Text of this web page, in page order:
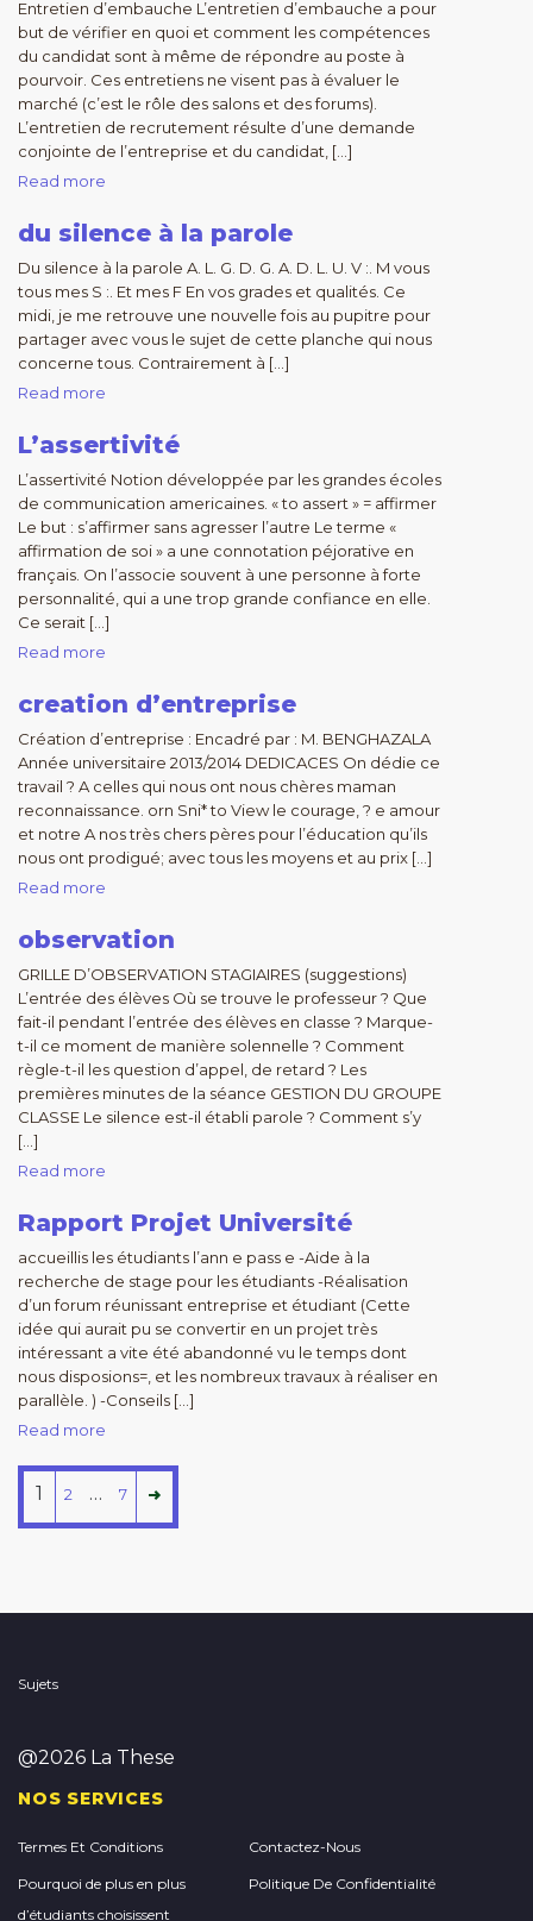
Entretien d’embauche L’entretien d’embauche a pour
but de vérifier en quoi et comment les compétences
du candidat sont à même de répondre au poste à
pourvoir. Ces entretiens ne visent pas à évaluer le
marché (c’est le rôle des salons et des forums).
L’entretien de recrutement résulte d’une demande
conjointe de l’entreprise et du candidat, […]
Read more
du silence à la parole
Du silence à la parole A. L. G. D. G. A. D. L. U. V :. M vous
tous mes S :. Et mes F En vos grades et qualités. Ce
midi, je me retrouve une nouvelle fois au pupitre pour
partager avec vous le sujet de cette planche qui nous
concerne tous. Contrairement à […]
Read more
L’assertivité
L’assertivité Notion développée par les grandes écoles
de communication americaines. « to assert » = affirmer
Le but : s’affirmer sans agresser l’autre Le terme «
affirmation de soi » a une connotation péjorative en
français. On l’associe souvent à une personne à forte
personnalité, qui a une trop grande confiance en elle.
Ce serait […]
Read more
creation d’entreprise
Création d’entreprise : Encadré par : M. BENGHAZALA
Année universitaire 2013/2014 DEDICACES On dédie ce
travail ? A celles qui nous ont nous chères maman
reconnaissance. orn Sni* to View le courage, ? e amour
et notre A nos très chers pères pour l’éducation qu’ils
nous ont prodigué; avec tous les moyens et au prix […]
Read more
observation
GRILLE D’OBSERVATION STAGIAIRES (suggestions)
L’entrée des élèves Où se trouve le professeur ? Que
fait-il pendant l’entrée des élèves en classe ? Marque-
t-il ce moment de manière solennelle ? Comment
règle-t-il les question d’appel, de retard ? Les
premières minutes de la séance GESTION DU GROUPE
CLASSE Le silence est-il établi parole ? Comment s’y
[…]
Read more
Rapport Projet Université
accueillis les étudiants l’ann e pass e -Aide à la
recherche de stage pour les étudiants -Réalisation
d’un forum réunissant entreprise et étudiant (Cette
idée qui aurait pu se convertir en un projet très
intéressant a vite été abandonné vu le temps dont
nous disposions=, et les nombreux travaux à réaliser en
parallèle. ) -Conseils […]
Read more
1 2 … 7
Sujets
@2026 La These
NOS SERVICES
Termes Et Conditions Contactez-Nous
Pourquoi de plus en plus
d’étudiants choisissent
Politique De Confidentialité